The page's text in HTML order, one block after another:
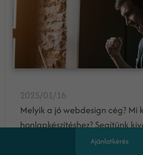
2025/01/16
Melyik a jó webdesign cég? Mi
honlapkészítéshez? Segítünk
legjobb webdesignAjánlatkérés